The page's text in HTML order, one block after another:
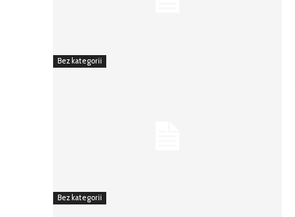
Bez kategorii
Bez kategorii